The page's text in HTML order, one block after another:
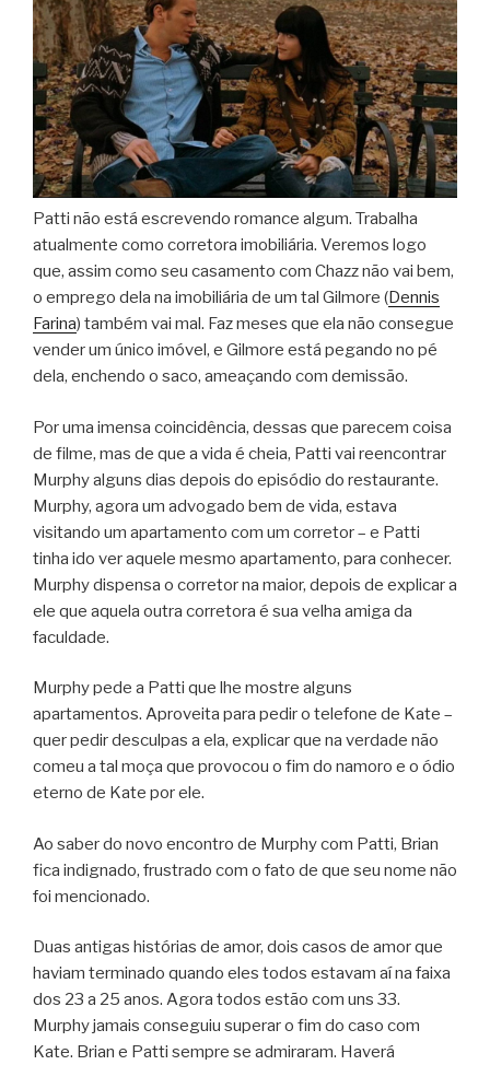
Patti não está escrevendo romance algum. Trabalha
atualmente como corretora imobiliária. Veremos logo
que, assim como seu casamento com Chazz não vai bem,
o emprego dela na imobiliária de um tal Gilmore (Dennis
Farina) também vai mal. Faz meses que ela não consegue
vender um único imóvel, e Gilmore está pegando no pé
dela, enchendo o saco, ameaçando com demissão.
Por uma imensa coincidência, dessas que parecem coisa
de filme, mas de que a vida é cheia, Patti vai reencontrar
Murphy alguns dias depois do episódio do restaurante.
Murphy, agora um advogado bem de vida, estava
visitando um apartamento com um corretor – e Patti
tinha ido ver aquele mesmo apartamento, para conhecer.
Murphy dispensa o corretor na maior, depois de explicar a
ele que aquela outra corretora é sua velha amiga da
faculdade.
Murphy pede a Patti que lhe mostre alguns
apartamentos. Aproveita para pedir o telefone de Kate –
quer pedir desculpas a ela, explicar que na verdade não
comeu a tal moça que provocou o fim do namoro e o ódio
eterno de Kate por ele.
Ao saber do novo encontro de Murphy com Patti, Brian
fica indignado, frustrado com o fato de que seu nome não
foi mencionado.
Duas antigas histórias de amor, dois casos de amor que
haviam terminado quando eles todos estavam aí na faixa
dos 23 a 25 anos. Agora todos estão com uns 33.
Murphy jamais conseguiu superar o fim do caso com
Kate. Brian e Patti sempre se admiraram. Haverá